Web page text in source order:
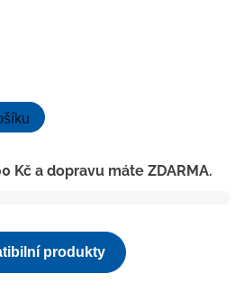
Kč a dopravu máte ZDARMA.
produkty